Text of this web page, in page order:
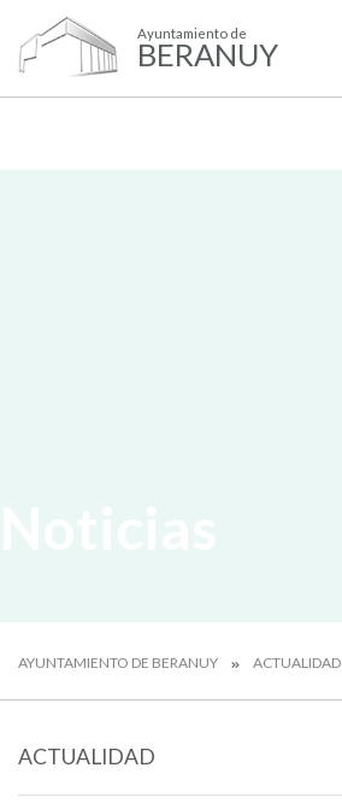
Ayuntamiento de
BERANUY
AYUNTAMIENTO DE BERANUY ACTUALIDAD
ACTUALIDAD